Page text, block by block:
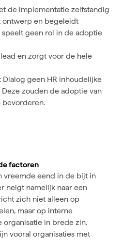
de implementatie zelfstandig
ontwerp en begeleidt
geen rol in de adoptie
en zorgt voor de hele
geen HR inhoudelijke
zouden de adoptie van
bevorderen.
factoren
vreemde eend in de bijt in
neigt namelijk naar een
zich niet alleen op
maar op interne
in brede zin.
vooral organisaties met